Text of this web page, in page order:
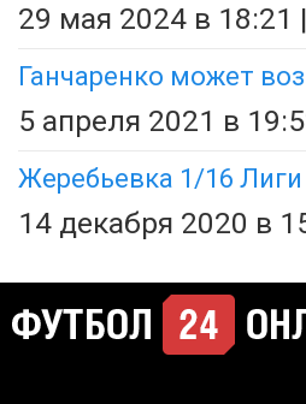
29 мая 2024 в 18:21
Ганчаренко может
5 апреля 2021 в
Жеребьевка 1/16
14 декабря 2020 в